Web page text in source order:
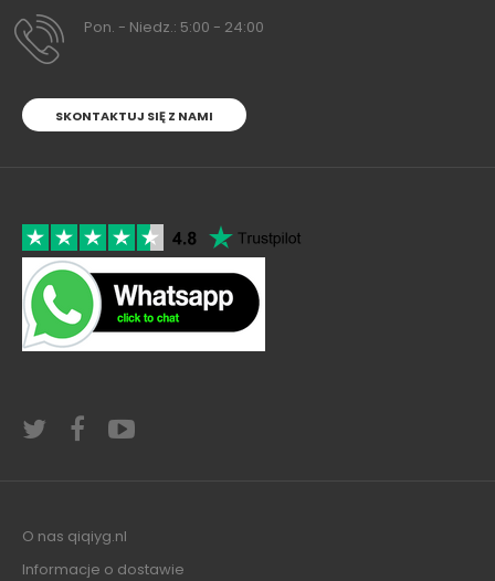
Pon. - Niedz.: 5:00 - 24:00
SKONTAKTUJ SIĘ Z NAMI
O nas qiqiyg.nl
Informacje o dostawie